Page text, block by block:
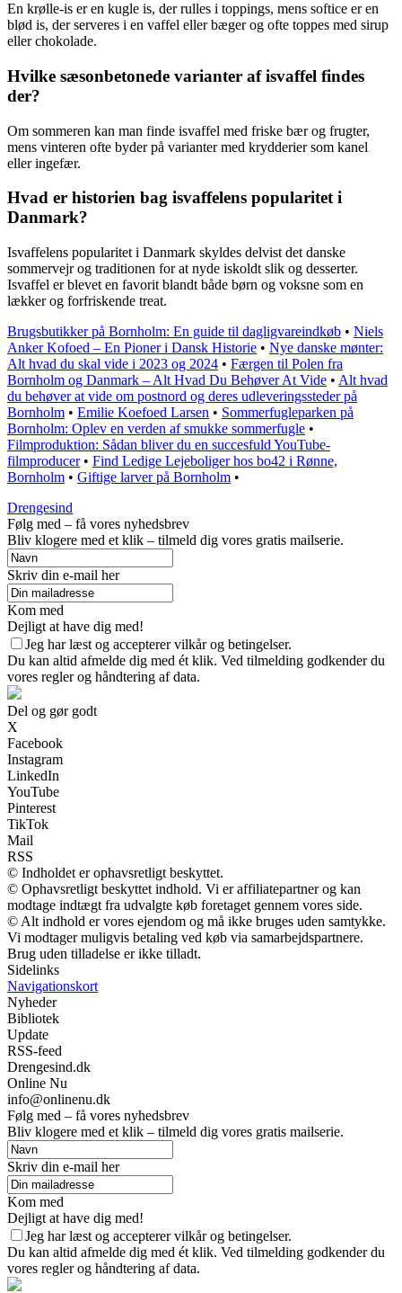
En krølle-is er en kugle is, der rulles i toppings, mens softice er en
blød is, der serveres i en vaffel eller bæger og ofte toppes med sirup
eller chokolade.
Hvilke sæsonbetonede varianter af isvaffel findes
der?
Om sommeren kan man finde isvaffel med friske bær og frugter,
mens vinteren ofte byder på varianter med krydderier som kanel
eller ingefær.
Hvad er historien bag isvaffelens popularitet i
Danmark?
Isvaffelens popularitet i Danmark skyldes delvist det danske
sommervejr og traditionen for at nyde iskoldt slik og desserter.
Isvaffel er blevet en favorit blandt både børn og voksne som en
lækker og forfriskende treat.
Brugsbutikker på Bornholm: En guide til dagligvareindkøb • Niels
Anker Kofoed – En Pioner i Dansk Historie • Nye danske mønter:
Alt hvad du skal vide i 2023 og 2024 • Færgen til Polen fra
Bornholm og Danmark – Alt Hvad Du Behøver At Vide • Alt hvad
du behøver at vide om postnord og deres udleveringssteder på
Bornholm • Emilie Koefoed Larsen • Sommerfugleparken på
Bornholm: Oplev en verden af smukke sommerfugle •
Filmproduktion: Sådan bliver du en succesfuld YouTube-
filmproducer• Find Ledige Lejeboliger hos bo42 i Rønne,
Bornholm • Giftige larver på Bornholm •
Drengesind
Følg med – få vores nyhedsbrev
Bliv klogere med et klik – tilmeld dig vores gratis mailserie.
Skriv din e-mail her
Kom med
Dejligt at have dig med!
Jeg har læst og accepterer vilkår og betingelser.
Du kan altid afmelde dig med ét klik. Ved tilmelding godkender du
vores regler og håndtering af data.
Del og gør godt
X
Facebook
Instagram
LinkedIn
YouTube
Pinterest
TikTok
Mail
RSS
© Indholdet er ophavsretligt beskyttet.
© Ophavsretligt beskyttet indhold. Vi er affiliatepartner og kan
modtage indtægt fra udvalgte køb foretaget gennem vores side.
© Alt indhold er vores ejendom og må ikke bruges uden samtykke.
Vi modtager muligvis betaling ved køb via samarbejdspartnere.
Brug uden tilladelse er ikke tilladt.
Sidelinks
Navigationskort
Nyheder
Bibliotek
Update
RSS-feed
Drengesind.dk
Online Nu
info@onlinenu.dk
Følg med – få vores nyhedsbrev
Bliv klogere med et klik – tilmeld dig vores gratis mailserie.
Skriv din e-mail her
Kom med
Dejligt at have dig med!
Jeg har læst og accepterer vilkår og betingelser.
Du kan altid afmelde dig med ét klik. Ved tilmelding godkender du
vores regler og håndtering af data.